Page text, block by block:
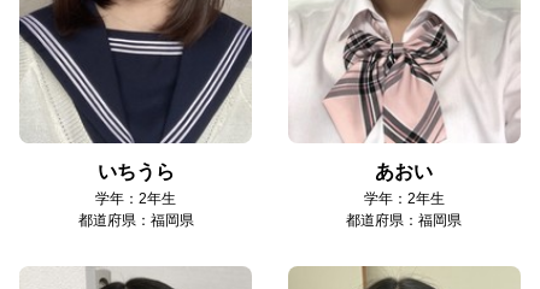
いちうら
学年：2年生
都道府県：福岡県
あおい
学年：2年生
都道府県：福岡県